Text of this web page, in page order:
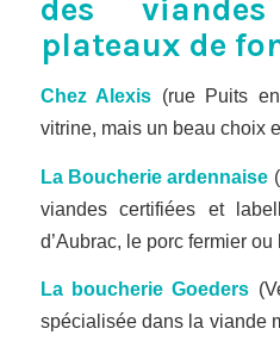
des
plateaux de
Chez Alexis (rue Puits
vitrine, mais un beau choix
La Boucherie ardennaise
viandes certifiées et
d’Aubrac, le porc fermier ou
La boucherie Goeders
spécialisée dans la viande